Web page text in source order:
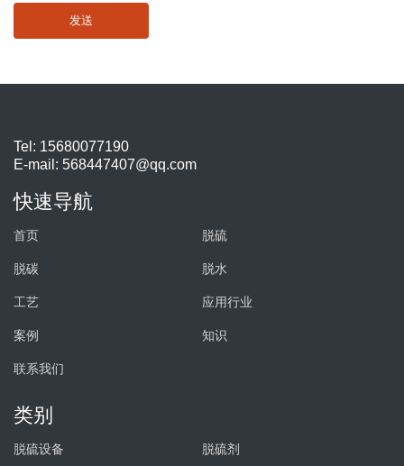
发送
Tel: 15680077190
E-mail: 568447407@qq.com
快速导航
首页 脱硫
脱碳 脱水
工艺 应用行业
案例 知识
联系我们
类别
脱硫设备 脱硫剂